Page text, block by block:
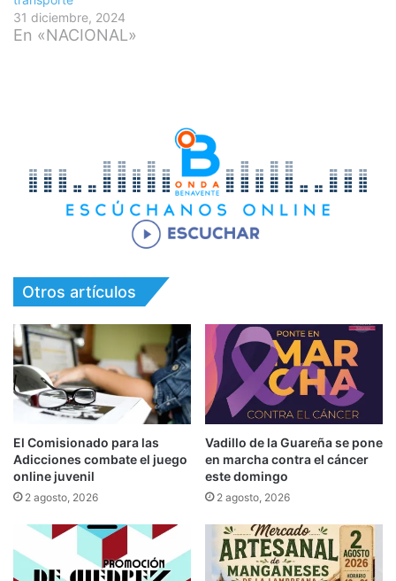
31 diciembre, 2024
En «NACIONAL»
Otros artículos
El Comisionado para las
Adicciones combate el juego
online juvenil
2 agosto, 2026
Vadillo de la Guareña se pone
en marcha contra el cáncer
este domingo
2 agosto, 2026